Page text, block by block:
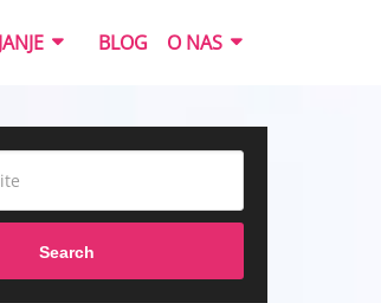
BLOG O NAS
Search